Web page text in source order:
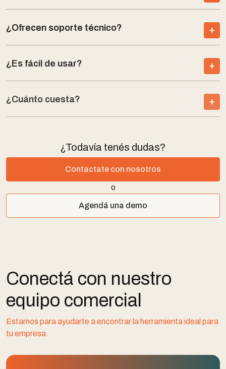
¿Ofrecen soporte técnico?
¿Es fácil de usar?
¿Cuánto cuesta?
¿Todavía tenés dudas?
Contactate con nosotros
o
Agendá una demo
Conectá con nuestro
equipo comercial
Estamos para ayudarte a encontrar la herramienta ideal para
tu empresa.